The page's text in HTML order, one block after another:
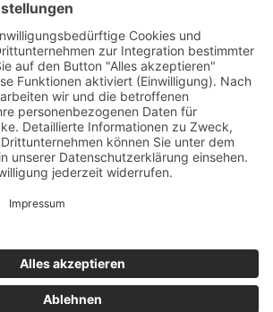
Westenergie: Böddeling übernimmt
Dialog, Infrastruktur und
FC St. Pauli und
erste weltweite Anlage
teilnehmen
mit einheitlichen Kriterien
wichtig. Die Ergebnisse werden
und Auswertung auf
zur Verfügung gestellt.